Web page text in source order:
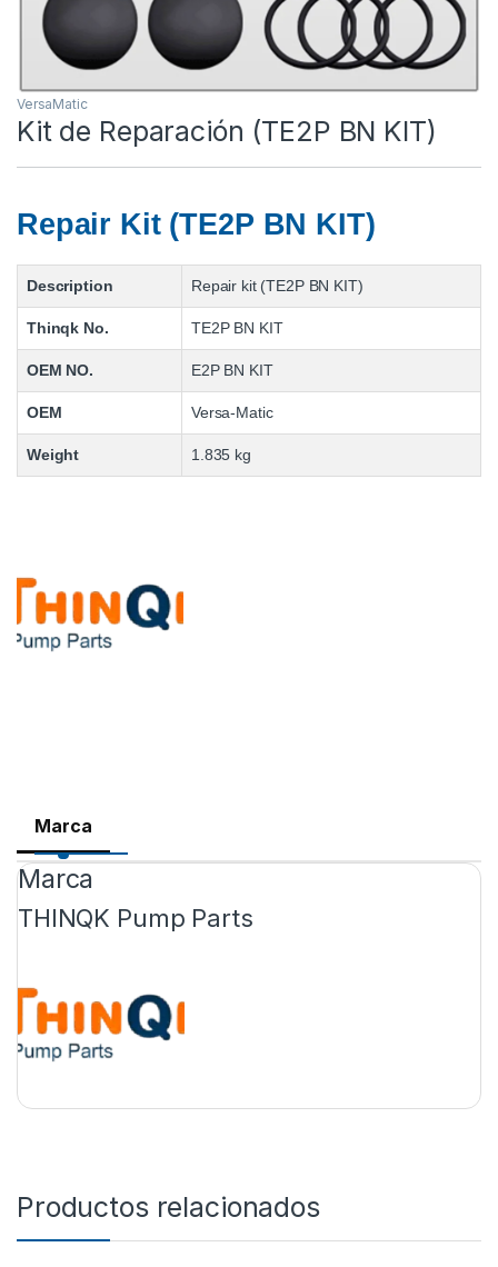
VersaMatic
Kit de Reparación (TE2P BN KIT)
Repair Kit (TE2P BN KIT)
Description Repair kit (TE2P BN KIT)
Thinqk No. TE2P BN KIT
OEM NO. E2P BN KIT
OEM Versa-Matic
Weight 1.835 kg
Marca
Marca
THINQK Pump Parts
Productos relacionados